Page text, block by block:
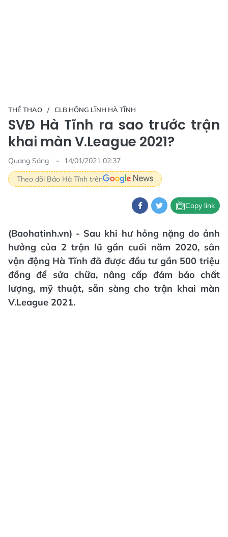
THỂ THAO CLB HỒNG LĨNH HÀ TĨNH
SVĐ Hà Tĩnh ra sao trước trận
khai màn V.League 2021?
Quang Sáng
14/01/2021 02:37
Theo dõi Báo Hà Tĩnh trên
Copy link
(Baohatinh.vn) - Sau khi hư hỏng nặng do ảnh
hưởng của 2 trận lũ gần cuối năm 2020, sân
vận động Hà Tĩnh đã được đầu tư gần 500 triệu
đồng để sửa chữa, nâng cấp đảm bảo chất
lượng, mỹ thuật, sẵn sàng cho trận khai màn
V.League 2021.